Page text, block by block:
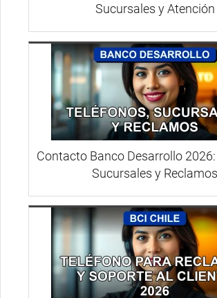
Sucursales y Atención
Contacto Banco Desarrollo
Sucursales y Reclamos